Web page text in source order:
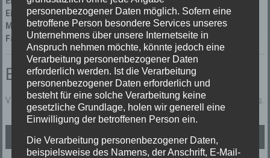
Einsatzleiter:Thomas Dufner
Mannschaftsstärke:3
Fahrzeuge: Florian Elzach 1/10
Einsatzbericht:
Verkehrsabsicherung nach Verkehrsunfall (VU) vor dem Gerätehaus.
Beitragsnavigation
Insekteneinsatz
personenbezogener Daten möglich. Sofern eine
betroffene Person besondere Services unseres
Unternehmens über unsere Internetseite in
Anspruch nehmen möchte, könnte jedoch eine
Verarbeitung personenbezogener Daten
erforderlich werden. Ist die Verarbeitung
personenbezogener Daten erforderlich und
besteht für eine solche Verarbeitung keine
gesetzliche Grundlage, holen wir generell eine
Einwilligung der betroffenen Person ein.
Die Verarbeitung personenbezogener Daten,
beispielsweise des Namens, der Anschrift, E-Mail-